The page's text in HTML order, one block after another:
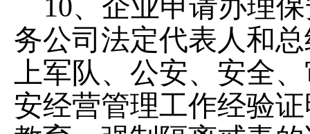
10、企业申请办理
务公司法定代表人和
上军队、公安、安全
安经营管理工作经验